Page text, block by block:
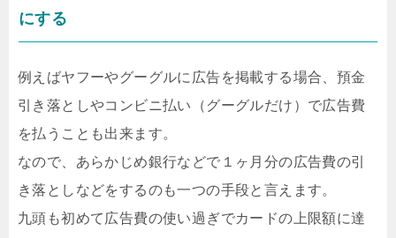
にする
例えばヤフーやグーグルに広告を掲載する場合、預金
引き落としやコンビニ払い（グーグルだけ）で広告費
を払うことも出来ます。
なので、あらかじめ銀行などで１ヶ月分の広告費の引
き落としなどをするのも一つの手段と言えます。
九頭も初めて広告費の使い過ぎでカードの上限額に達